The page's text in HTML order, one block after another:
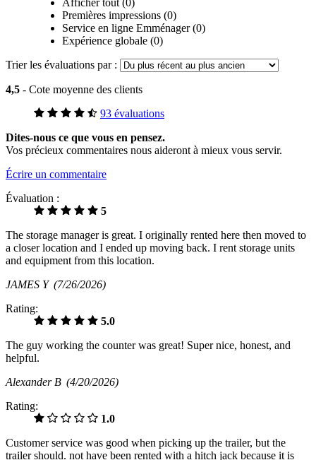
Premières impressions (0)
Service en ligne Emménager (0)
Expérience globale (0)
Trier les évaluations par :
4,5 - Cote moyenne des clients
93 évaluations
Dites-nous ce que vous en pensez.
Vos précieux commentaires nous aideront à mieux vous servir.
Écrire un commentaire
Évaluation :
5
The storage manager is great. I originally rented here then moved to
a closer location and I ended up moving back. I rent storage units
and equipment from this location.
JAMES Y (7/26/2026)
Rating:
5.0
The guy working the counter was great! Super nice, honest, and
helpful.
Alexander B (4/20/2026)
Rating:
1.0
Customer service was good when picking up the trailer, but the
trailer should. not have been rented with a hitch jack because it is